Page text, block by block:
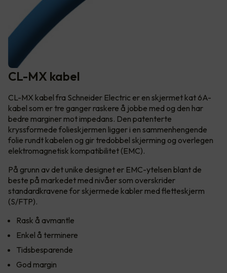
CL-MX kabel
CL-MX kabel fra Schneider Electric er en skjermet kat 6A-
kabel som er tre ganger raskere å jobbe med og den har
bedre marginer mot impedans. Den patenterte
kryssformede folieskjermen ligger i en sammenhengende
folie rundt kabelen og gir tredobbel skjerming og overlegen
elektromagnetisk kompatibilitet (EMC).
På grunn av det unike designet er EMC-ytelsen blant de
beste på markedet med nivåer som overskrider
standardkravene for skjermede kabler med fletteskjerm
(S/FTP).
Rask å avmantle
Enkel å terminere
Tidsbesparende
God margin